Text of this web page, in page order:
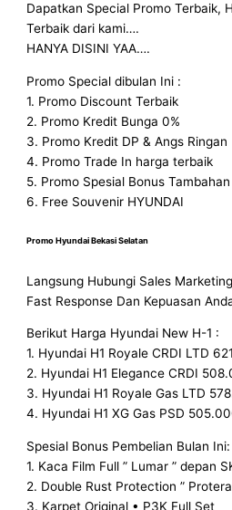
Dapatkan Special Promo Terbaik,
Terbaik dari kami….
HANYA DISINI YAA….
Promo Special dibulan Ini :
1. Promo Discount Terbaik
2. Promo Kredit Bunga 0%
3. Promo Kredit DP & Angs Ringan
4. Promo Trade In harga terbaik
5. Promo Spesial Bonus Tambahan
6. Free Souvenir HYUNDAI
Promo Hyundai Bekasi Selatan
Langsung Hubungi Sales
Fast Response Dan Kepuasan
Berikut Harga Hyundai New H-1 :
1. Hyundai H1 Royale CRDI LTD
2. Hyundai H1 Elegance CRDI
3. Hyundai H1 Royale Gas LTD
4. Hyundai H1 XG Gas PSD
Spesial Bonus Pembelian Bulan Ini:
1. Kaca Film Full ” Lumar ” depan
2. Double Rust Protection ” Protera
3. Karpet Original • P3K Full Set